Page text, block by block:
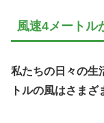
風速4メートル
私たちの日々の生
トルの風はさまざ